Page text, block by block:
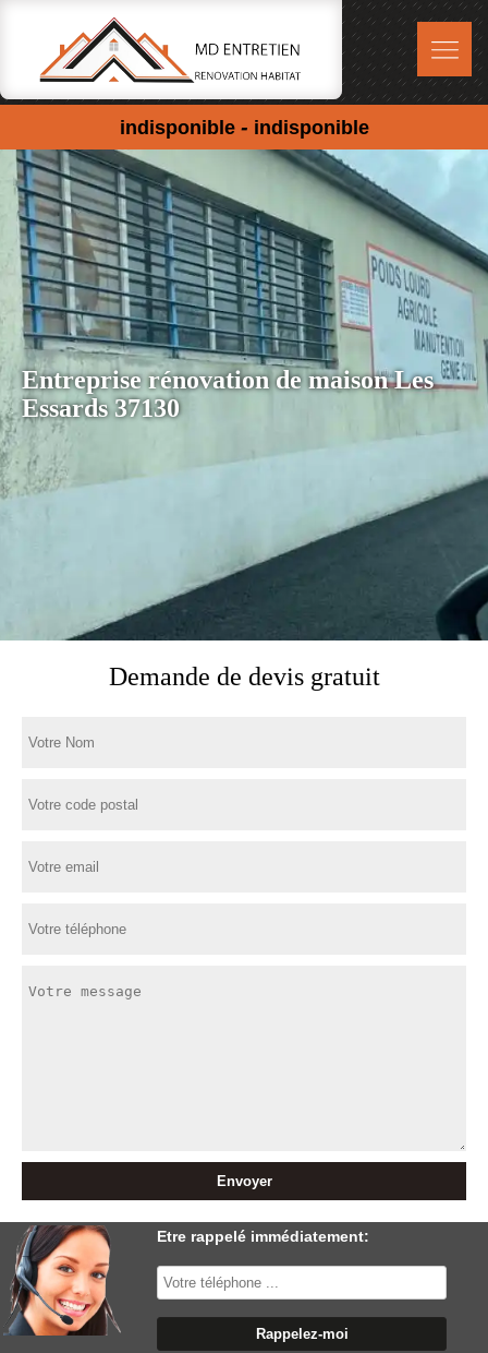
indisponible - indisponible
Entreprise rénovation de maison Les
Essards 37130
Demande de devis gratuit
Etre rappelé immédiatement: